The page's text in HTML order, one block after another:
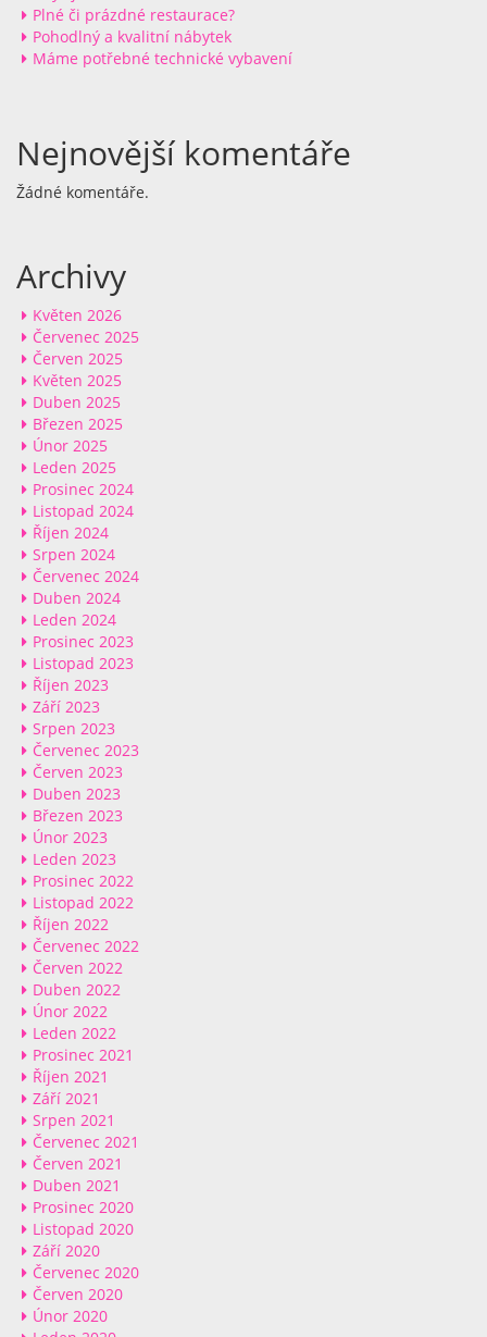
Plné či prázdné restaurace?
Pohodlný a kvalitní nábytek
Máme potřebné technické vybavení
Nejnovější komentáře
Žádné komentáře.
Archivy
Květen 2026
Červenec 2025
Červen 2025
Květen 2025
Duben 2025
Březen 2025
Únor 2025
Leden 2025
Prosinec 2024
Listopad 2024
Říjen 2024
Srpen 2024
Červenec 2024
Duben 2024
Leden 2024
Prosinec 2023
Listopad 2023
Říjen 2023
Září 2023
Srpen 2023
Červenec 2023
Červen 2023
Duben 2023
Březen 2023
Únor 2023
Leden 2023
Prosinec 2022
Listopad 2022
Říjen 2022
Červenec 2022
Červen 2022
Duben 2022
Únor 2022
Leden 2022
Prosinec 2021
Říjen 2021
Září 2021
Srpen 2021
Červenec 2021
Červen 2021
Duben 2021
Prosinec 2020
Listopad 2020
Září 2020
Červenec 2020
Červen 2020
Únor 2020